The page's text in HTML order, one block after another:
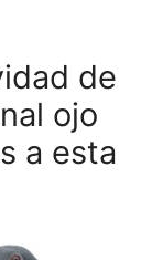
de
ojo
a esta